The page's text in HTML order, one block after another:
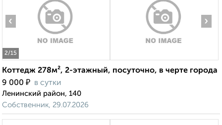
2/15
‹ ›
Коттедж 278м², 2-этажный, посуточно, в черте города
9 000 ₽ в сутки
Ленинский район, 140
Собственник, 29.07.2026